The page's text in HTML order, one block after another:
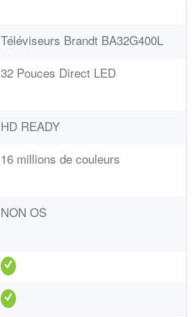
Téléviseurs Brandt BA32G400L
32 Pouces Direct LED
HD READY
16 millions de couleurs
NON OS